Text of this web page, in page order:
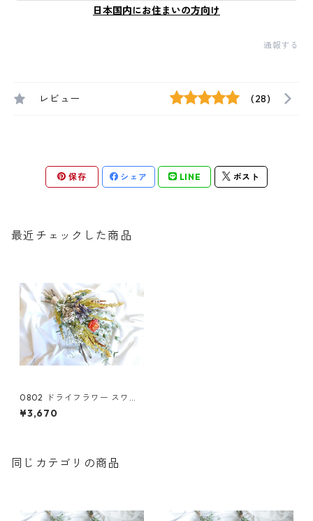
日本国内にお住まいの方向け
通報する
レビュー (28)
保存 シェア LINE ポスト
最近チェックした商品
0802 ドライフラワー スワッ
グ
¥3,670
同じカテゴリの商品